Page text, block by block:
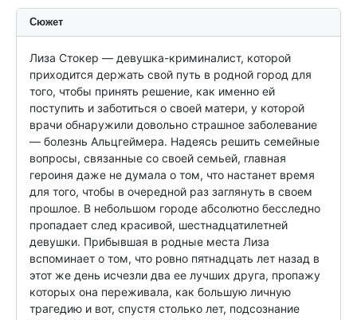
Сюжет
Лиза Стокер — девушка-криминалист, которой
приходится держать свой путь в родной город для
того, чтобы принять решение, как именно ей
поступить и заботиться о своей матери, у которой
врачи обнаружили довольно страшное заболевание
— болезнь Альцгеймера. Надеясь решить семейные
вопросы, связанные со своей семьей, главная
героиня даже не думала о том, что настанет время
для того, чтобы в очередной раз заглянуть в своем
прошлое. В небольшом городе абсолютно бесследно
пропадает след красивой, шестнадцатилетней
девушки. Прибывшая в родные места Лиза
вспоминает о том, что ровно пятнадцать лет назад в
этот же день исчезли два ее лучших друга, пропажу
которых она переживала, как большую личную
трагедию и вот, спустя столько лет, подсознание